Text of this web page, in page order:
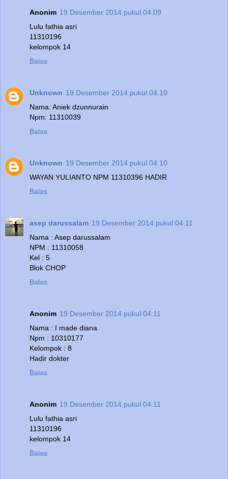
Anonim 19 Desember 2014 pukul 04.09
Lulu fathia asri
11310196
kelompok 14
Balas
Unknown 19 Desember 2014 pukul 04.10
Nama: Aniek dzunnurain
Npm: 11310039
Balas
Unknown 19 Desember 2014 pukul 04.10
WAYAN YULIANTO NPM 11310396 HADIR
Balas
asep darussalam 19 Desember 2014 pukul 04.11
Nama : Asep darussalam
NPM : 11310058
Kel : 5
Blok CHOP
Balas
Anonim 19 Desember 2014 pukul 04.11
Nama : I made diana
Npm : 10310177
Kelompok : 8
Hadir dokter
Balas
Anonim 19 Desember 2014 pukul 04.11
Lulu fathia asri
11310196
kelompok 14
Balas